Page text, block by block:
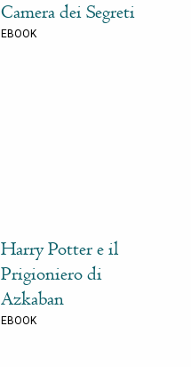
Camera dei Segreti
EBOOK
Harry Potter e il
Prigioniero di
Azkaban
EBOOK